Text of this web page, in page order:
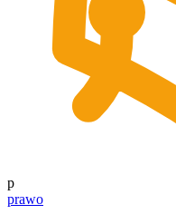
p
prawo